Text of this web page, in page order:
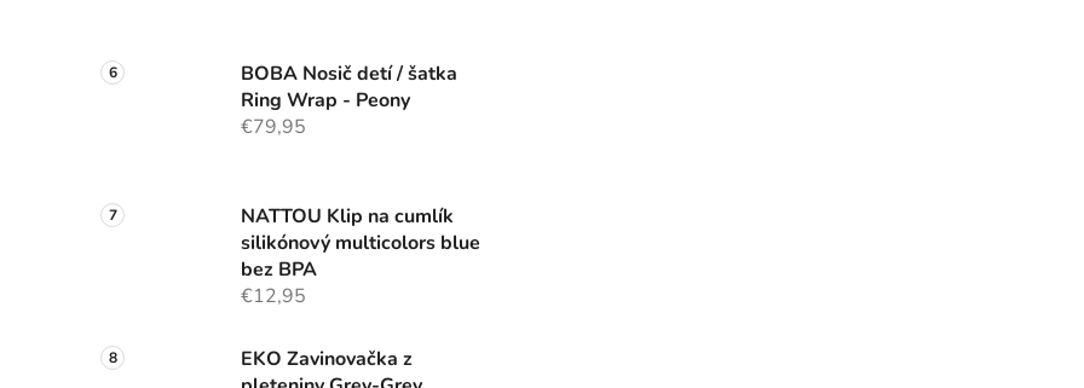
BOBA Nosič detí / šatka
Ring Wrap - Peony
€79,95
NATTOU Klip na cumlík
silikónový multicolors blue
bez BPA
€12,95
EKO Zavinovačka z